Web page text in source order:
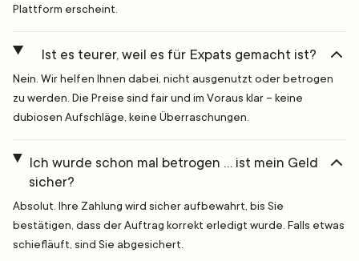
Plattform erscheint.
Ist es teurer, weil es für Expats gemacht ist?
Nein. Wir helfen Ihnen dabei, nicht ausgenutzt oder betrogen
zu werden. Die Preise sind fair und im Voraus klar – keine
dubiosen Aufschläge, keine Überraschungen.
Ich wurde schon mal betrogen … ist mein Geld
sicher?
Absolut. Ihre Zahlung wird sicher aufbewahrt, bis Sie
bestätigen, dass der Auftrag korrekt erledigt wurde. Falls etwas
schiefläuft, sind Sie abgesichert.